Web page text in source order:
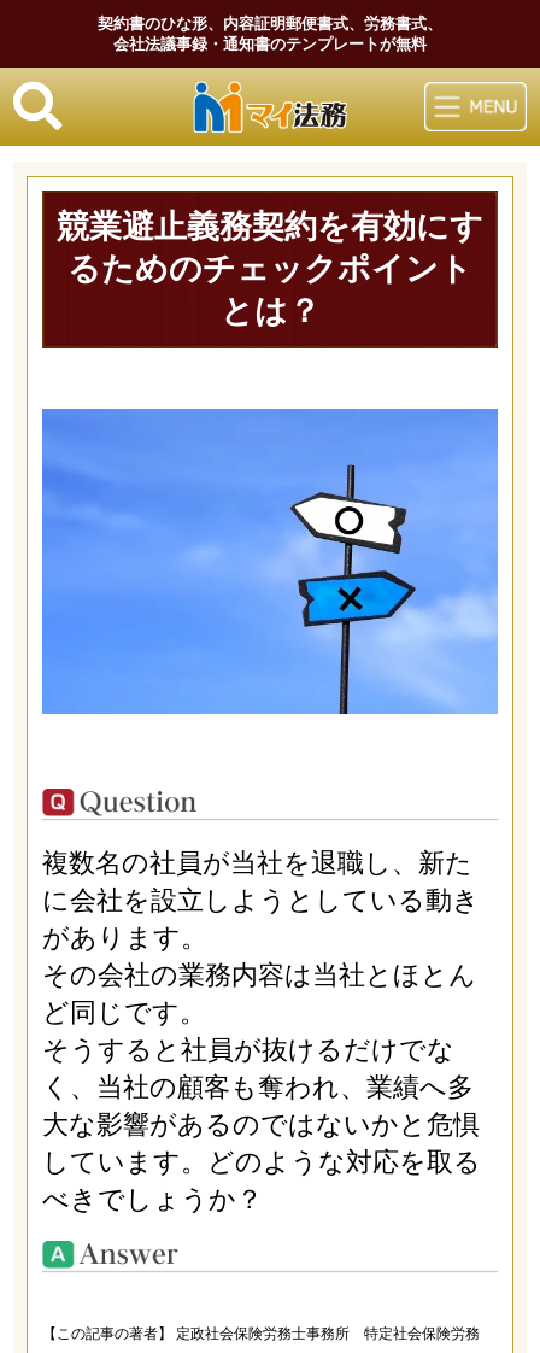
契約書のひな形、内容証明郵便書式、労務書式、
会社法議事録・通知書のテンプレートが無料
マイ法務
競業避止義務契約を有効にす
るためのチェックポイント
とは？
複数名の社員が当社を退職し、新た
に会社を設立しようとしている動き
があります。
その会社の業務内容は当社とほとん
ど同じです。
そうすると社員が抜けるだけでな
く、当社の顧客も奪われ、業績へ多
大な影響があるのではないかと危惧
しています。どのような対応を取る
べきでしょうか？
【この記事の著者】 定政社会保険労務士事務所 特定社会保険労務